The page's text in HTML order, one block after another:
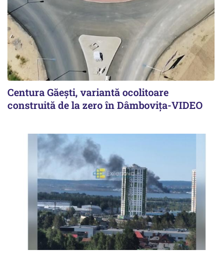
Centura Găești, variantă ocolitoare
construită de la zero în Dâmbovița-VIDEO